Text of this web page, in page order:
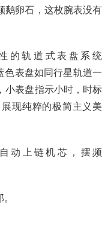
鹅卵石，这枚腕表没有
的轨道式表盘系统
色表盘如同行星轨道一
小表盘指示小时，时标
现纯粹的极简主义美
动上链机芯，摆频